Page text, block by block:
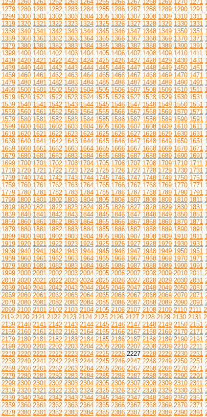
1259 1260 1261 1262 1263 1264 1265 1266 1267 1268 1269 1270 1271
1279 1280 1281 1282 1283 1284 1285 1286 1287 1288 1289 1290 1291
1299 1300 1301 1302 1303 1304 1305 1306 1307 1308 1309 1310 1311
1319 1320 1321 1322 1323 1324 1325 1326 1327 1328 1329 1330 1331
1339 1340 1341 1342 1343 1344 1345 1346 1347 1348 1349 1350 1351
1359 1360 1361 1362 1363 1364 1365 1366 1367 1368 1369 1370 1371
1379 1380 1381 1382 1383 1384 1385 1386 1387 1388 1389 1390 1391
1399 1400 1401 1402 1403 1404 1405 1406 1407 1408 1409 1410 1411
1419 1420 1421 1422 1423 1424 1425 1426 1427 1428 1429 1430 1431
1439 1440 1441 1442 1443 1444 1445 1446 1447 1448 1449 1450 1451
1459 1460 1461 1462 1463 1464 1465 1466 1467 1468 1469 1470 1471
1479 1480 1481 1482 1483 1484 1485 1486 1487 1488 1489 1490 1491
1499 1500 1501 1502 1503 1504 1505 1506 1507 1508 1509 1510 1511
1519 1520 1521 1522 1523 1524 1525 1526 1527 1528 1529 1530 1531
1539 1540 1541 1542 1543 1544 1545 1546 1547 1548 1549 1550 1551
1559 1560 1561 1562 1563 1564 1565 1566 1567 1568 1569 1570 1571
1579 1580 1581 1582 1583 1584 1585 1586 1587 1588 1589 1590 1591
1599 1600 1601 1602 1603 1604 1605 1606 1607 1608 1609 1610 1611
1619 1620 1621 1622 1623 1624 1625 1626 1627 1628 1629 1630 1631
1639 1640 1641 1642 1643 1644 1645 1646 1647 1648 1649 1650 1651
1659 1660 1661 1662 1663 1664 1665 1666 1667 1668 1669 1670 1671
1679 1680 1681 1682 1683 1684 1685 1686 1687 1688 1689 1690 1691
1699 1700 1701 1702 1703 1704 1705 1706 1707 1708 1709 1710 1711
1719 1720 1721 1722 1723 1724 1725 1726 1727 1728 1729 1730 1731
1739 1740 1741 1742 1743 1744 1745 1746 1747 1748 1749 1750 1751
1759 1760 1761 1762 1763 1764 1765 1766 1767 1768 1769 1770 1771
1779 1780 1781 1782 1783 1784 1785 1786 1787 1788 1789 1790 1791
1799 1800 1801 1802 1803 1804 1805 1806 1807 1808 1809 1810 1811
1819 1820 1821 1822 1823 1824 1825 1826 1827 1828 1829 1830 1831
1839 1840 1841 1842 1843 1844 1845 1846 1847 1848 1849 1850 1851
1859 1860 1861 1862 1863 1864 1865 1866 1867 1868 1869 1870 1871
1879 1880 1881 1882 1883 1884 1885 1886 1887 1888 1889 1890 1891
1899 1900 1901 1902 1903 1904 1905 1906 1907 1908 1909 1910 1911
1919 1920 1921 1922 1923 1924 1925 1926 1927 1928 1929 1930 1931
1939 1940 1941 1942 1943 1944 1945 1946 1947 1948 1949 1950 1951
1959 1960 1961 1962 1963 1964 1965 1966 1967 1968 1969 1970 1971
1979 1980 1981 1982 1983 1984 1985 1986 1987 1988 1989 1990 1991
1999 2000 2001 2002 2003 2004 2005 2006 2007 2008 2009 2010 2011
2019 2020 2021 2022 2023 2024 2025 2026 2027 2028 2029 2030 2031
2039 2040 2041 2042 2043 2044 2045 2046 2047 2048 2049 2050 2051
2059 2060 2061 2062 2063 2064 2065 2066 2067 2068 2069 2070 2071
2079 2080 2081 2082 2083 2084 2085 2086 2087 2088 2089 2090 2091
2099 2100 2101 2102 2103 2104 2105 2106 2107 2108 2109 2110 2111
2119 2120 2121 2122 2123 2124 2125 2126 2127 2128 2129 2130 2131
2139 2140 2141 2142 2143 2144 2145 2146 2147 2148 2149 2150 2151
2159 2160 2161 2162 2163 2164 2165 2166 2167 2168 2169 2170 2171
2179 2180 2181 2182 2183 2184 2185 2186 2187 2188 2189 2190 2191
2199 2200 2201 2202 2203 2204 2205 2206 2207 2208 2209 2210 2211
2219 2220 2221 2222 2223 2224 2225 2226 2227 2228 2229 2230 2231
2239 2240 2241 2242 2243 2244 2245 2246 2247 2248 2249 2250 2251
2259 2260 2261 2262 2263 2264 2265 2266 2267 2268 2269 2270 2271
2279 2280 2281 2282 2283 2284 2285 2286 2287 2288 2289 2290 2291
2299 2300 2301 2302 2303 2304 2305 2306 2307 2308 2309 2310 2311
2319 2320 2321 2322 2323 2324 2325 2326 2327 2328 2329 2330 2331
2339 2340 2341 2342 2343 2344 2345 2346 2347 2348 2349 2350 2351
2359 2360 2361 2362 2363 2364 2365 2366 2367 2368 2369 2370 2371
2379 2380 2381 2382 2383 2384 2385 2386 2387 2388 2389 2390 2391